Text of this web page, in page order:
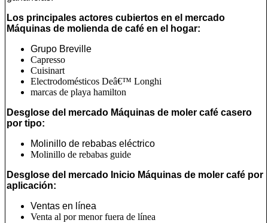
Los principales actores cubiertos en el mercado
Máquinas de molienda de café en el hogar:
Grupo Breville
Capresso
Cuisinart
Electrodomésticos Deâ€™ Longhi
marcas de playa hamilton
Desglose del mercado Máquinas de moler café casero
por tipo:
Molinillo de rebabas eléctrico
Molinillo de rebabas guide
Desglose del mercado Inicio Máquinas de moler café por
aplicación:
Ventas en línea
Venta al por menor fuera de línea